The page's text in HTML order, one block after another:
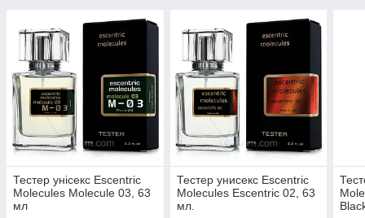
Тестер унісекс Escentric
Molecules Molecule 03, 63
мл
Тестер унисекс Escentric
Molecules Escentric 02, 63
мл.